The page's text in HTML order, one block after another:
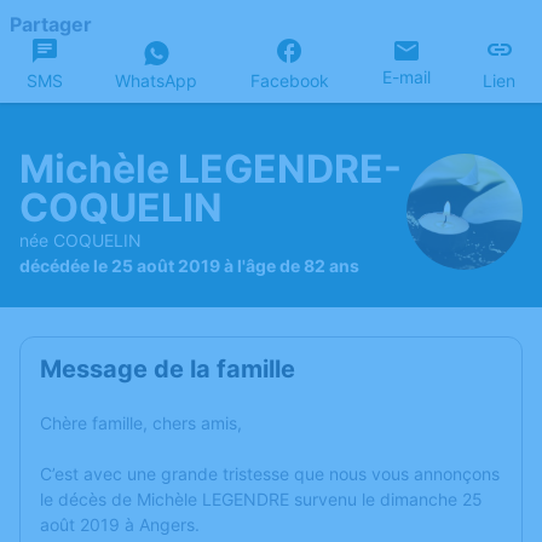
Partager
SMS WhatsApp Facebook E-mail Lien
Michèle LEGENDRE-
COQUELIN
née COQUELIN
décédée le 25 août 2019 à l'âge de 82 ans
Message de la famille
Chère famille, chers amis,
C’est avec une grande tristesse que nous vous annonçons
le décès de Michèle LEGENDRE survenu le dimanche 25
août 2019 à Angers.